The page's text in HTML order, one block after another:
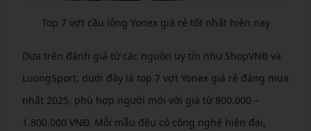
Top 7 vợt cầu lông Yonex giá rẻ tốt nhất hiện nay
Dựa trên đánh giá từ các nguồn uy tín như ShopVNB và
LuongSport, dưới đây là top 7 vợt Yonex giá rẻ đáng mua
nhất 2025, phù hợp người mới với giá từ 800.000 –
1.800.000 VNĐ. Mỗi mẫu đều có công nghệ hiện đại,